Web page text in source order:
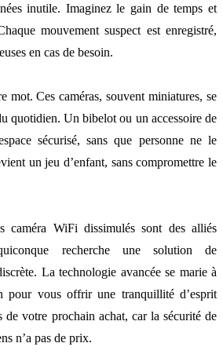
inutile. Imaginez le gain de temps et
mouvement suspect est enregistré,
en cas de besoin.
mot. Ces caméras, souvent miniatures, se
quotidien. Un bibelot ou un accessoire de
sécurisé, sans que personne ne le
un jeu d’enfant, sans compromettre le
caméra WiFi dissimulés sont des alliés
recherche une solution de
La technologie avancée se marie à
pour vous offrir une tranquillité d’esprit
de votre prochain achat, car la sécurité de
n’a pas de prix.